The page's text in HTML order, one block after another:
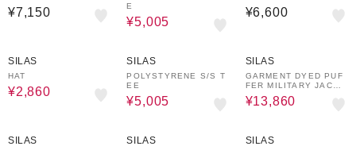
¥7,150
E
¥5,005
¥6,600
SILAS
HAT
¥2,860
SILAS
POLYSTYRENE S/S T
EE
¥5,005
SILAS
GARMENT DYED PUF
FER MILITARY JACKE
T¥13,860
SILAS SILAS SILAS